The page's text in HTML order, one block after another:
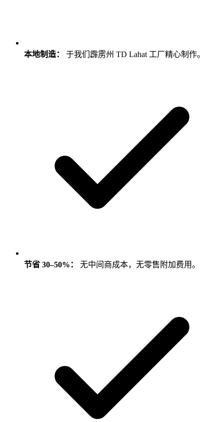
本地制造： 于我们霹雳州 TD Lahat 工厂精心制作。
节省 30–50%： 无中间商成本，无零售附加费用。